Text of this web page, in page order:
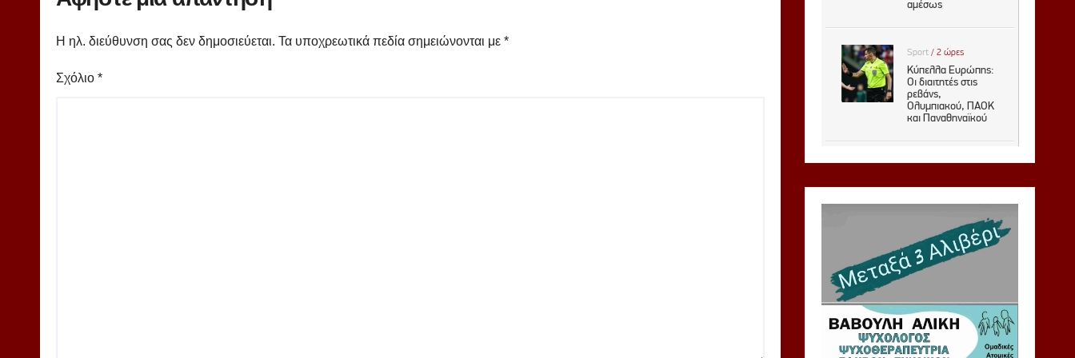
Η ηλ. διεύθυνση σας δεν δημοσιεύεται. Τα υποχρεωτικά πεδία σημειώνονται με *
Σχόλιο *